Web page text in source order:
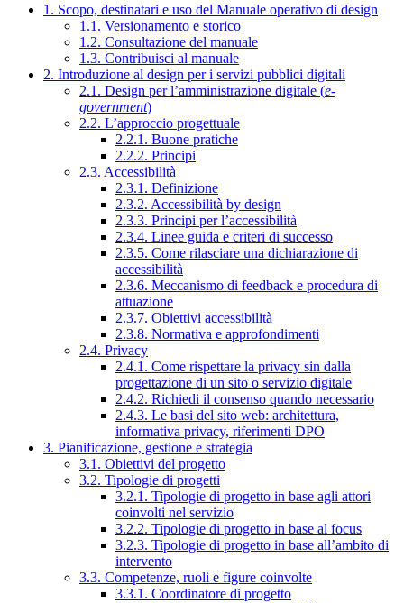
1. Scopo, destinatari e uso del Manuale operativo di design
1.1. Versionamento e storico
1.2. Consultazione del manuale
1.3. Contribuisci al manuale
2. Introduzione al design per i servizi pubblici digitali
2.1. Design per l’amministrazione digitale (e-
government)
2.2. L’approccio progettuale
2.2.1. Buone pratiche
2.2.2. Principi
2.3. Accessibilità
2.3.1. Definizione
2.3.2. Accessibilità by design
2.3.3. Principi per l’accessibilità
2.3.4. Linee guida e criteri di successo
2.3.5. Come rilasciare una dichiarazione di
accessibilità
2.3.6. Meccanismo di feedback e procedura di
attuazione
2.3.7. Obiettivi accessibilità
2.3.8. Normativa e approfondimenti
2.4. Privacy
2.4.1. Come rispettare la privacy sin dalla
progettazione di un sito o servizio digitale
2.4.2. Richiedi il consenso quando necessario
2.4.3. Le basi del sito web: architettura,
informativa privacy, riferimenti DPO
3. Pianificazione, gestione e strategia
3.1. Obiettivi del progetto
3.2. Tipologie di progetti
3.2.1. Tipologie di progetto in base agli attori
coinvolti nel servizio
3.2.2. Tipologie di progetto in base al focus
3.2.3. Tipologie di progetto in base all’ambito di
intervento
3.3. Competenze, ruoli e figure coinvolte
3.3.1. Coordinatore di progetto